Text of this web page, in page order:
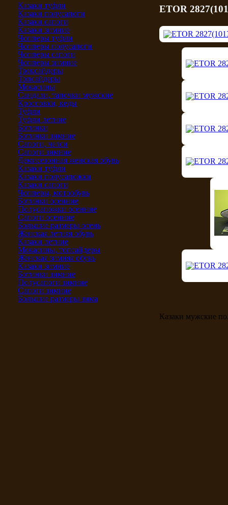
Казаки туфли
Казаки полусапоги
Казаки сапоги
Казаки зимние
Чопперы туфли
Чопперы полусапоги
Чопперы сапоги
Чопперы зимние
Трексайдеры
Топсайдеры
Мокасины
Сандали, тапочки мужские
Кроссовки, кеды
Туфли
Туфли летние
Ботинки
Ботинки зимние
Сапоги, челси
Сапоги зимние
Демисезонная женская обувь
Казаки туфли
Казаки полусапожки
Казаки сапоги
Чопперы, мотообувь
Ботинки осенние
Полусапожки осенние
Сапоги осенние
Большие размеры осень
Женская летняя обувь
Казаки летние
Мокасины, топсайдеры
Женская зимняя обувь
Казаки зимние
Ботинки зимние
Полусапоги зимние
Сапоги зимние
Большие размеры зима
ETOR
Казаки мужские